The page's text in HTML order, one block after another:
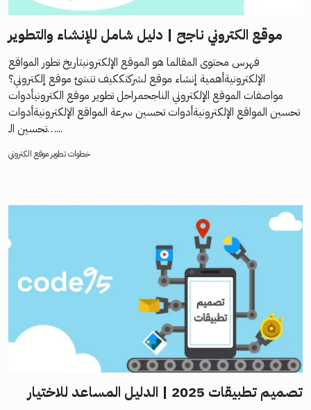
موقع الكتروني ناجح | دليل شامل للإنشاء والتطوير
فهرس محتوى المقالما هو الموقع الإلكترونيتاريخ تطور المواقع
الإلكترونيةأهمية إنشاء موقع لشركتككيف تنشئ موقع إلكتروني؟
مواصفات الموقع الإلكتروني الناجحمراحل تطوير موقع الكترونيأدوات
تحسين المواقع الإلكترونيةأدوات تحسين سرعة المواقع الإلكترونيةأدوات
تحسين الـ…...
خطوات تطوير موقع الكتروني
تصميم تطبيقات 2025 | الدليل المساعد للاختيار